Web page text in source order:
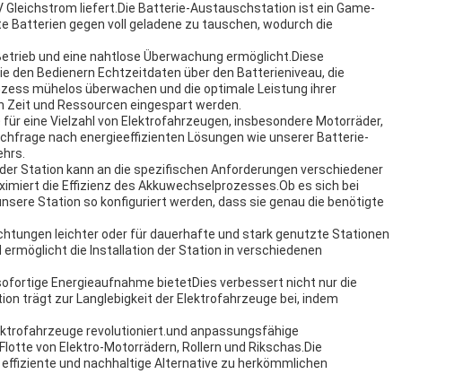
Gleichstrom liefert.Die Batterie-Austauschstation ist ein Game-
gegen voll geladene zu tauschen, wodurch die
und eine nahtlose Überwachung ermöglicht.Diese
Bedienern Echtzeitdaten über den Batterieniveau, die
mühelos überwachen und die optimale Leistung ihrer
und Ressourcen eingespart werden.
eine Vielzahl von Elektrofahrzeugen, insbesondere Motorräder,
nach energieeffizienten Lösungen wie unserer Batterie-
Station kann an die spezifischen Anforderungen verschiedener
die Effizienz des Akkuwechselprozesses.Ob es sich bei
Station so konfiguriert werden, dass sie genau die benötigte
leichter oder für dauerhafte und stark genutzte Stationen
die Installation der Station in verschiedenen
Energieaufnahme bietetDies verbessert nicht nur die
trägt zur Langlebigkeit der Elektrofahrzeuge bei, indem
revolutioniert.und anpassungsfähige
von Elektro-Motorrädern, Rollern und Rikschas.Die
und nachhaltige Alternative zu herkömmlichen